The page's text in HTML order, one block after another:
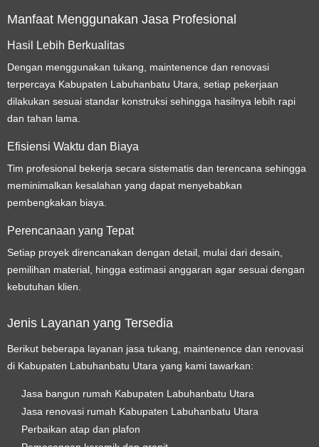
Manfaat Menggunakan Jasa Profesional
Hasil Lebih Berkualitas
Dengan menggunakan tukang, maintenence dan renovasi
terpercaya Kabupaten Labuhanbatu Utara, setiap pekerjaan
dilakukan sesuai standar konstruksi sehingga hasilnya lebih rapi
dan tahan lama.
Efisiensi Waktu dan Biaya
Tim profesional bekerja secara sistematis dan terencana sehingga
meminimalkan kesalahan yang dapat menyebabkan
pembengkakan biaya.
Perencanaan yang Tepat
Setiap proyek direncanakan dengan detail, mulai dari desain,
pemilihan material, hingga estimasi anggaran agar sesuai dengan
kebutuhan klien.
Jenis Layanan yang Tersedia
Berikut beberapa layanan jasa tukang, maintenence dan renovasi
di Kabupaten Labuhanbatu Utara yang kami tawarkan:
Jasa bangun rumah Kabupaten Labuhanbatu Utara
Jasa renovasi rumah Kabupaten Labuhanbatu Utara
Perbaikan atap dan plafon